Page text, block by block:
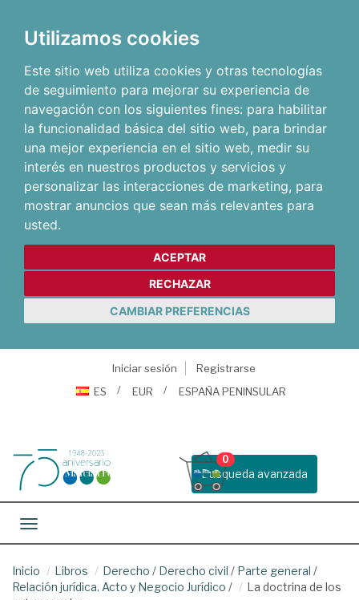
Utilizamos cookies
Este sitio web utiliza cookies y otras tecnologías
de seguimiento para mejorar su experiencia de
navegación con los siguientes fines: para habilitar
la funcionalidad básica del sitio web, para brindar
una mejor experiencia en el sitio web, medir su
interés en nuestros productos y servicios y
personalizar las interacciones de marketing, para
mostrar anuncios que sean más relevantes para
usted.
ACEPTAR
RECHAZAR
CAMBIAR PREFERENCIAS
Iniciar sesión
Registrarse
ES
EUR ESPAÑA PENINSULAR
Busqueda avanzada
0
Toggle navigation
Inicio Libros Derecho / Derecho civil / Parte general /
Relación jurídica. Acto y Negocio Jurídico /
La doctrina de los